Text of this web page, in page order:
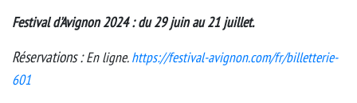
Festival d'Avignon 2024 : du 29 juin au 21 juillet.
Réservations :En ligne.https://festival-avignon.com/fr/billetterie-
601